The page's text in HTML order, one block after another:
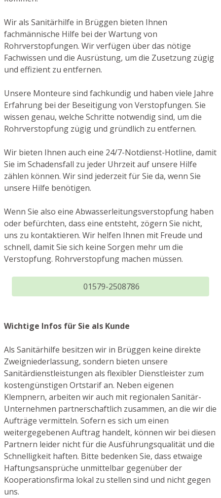
Wir als Sanitärhilfe in Brüggen bieten Ihnen
fachmännische Hilfe bei der Wartung von
Rohrverstopfungen. Wir verfügen über das nötige
Fachwissen und die Ausrüstung, um die Zusetzung zügig
und effizient zu entfernen.
Unsere Monteure sind fachkundig und haben viele Jahre
Erfahrung bei der Beseitigung von Verstopfungen. Sie
wissen genau, welche Schritte notwendig sind, um die
Rohrverstopfung zügig und gründlich zu entfernen.
Wir bieten Ihnen auch eine 24/7-Notdienst-Hotline, damit
Sie im Schadensfall zu jeder Uhrzeit auf unsere Hilfe
zählen können. Wir sind jederzeit für Sie da, wenn Sie
unsere Hilfe benötigen.
Wenn Sie also eine Abwasserleitungsverstopfung haben
oder befürchten, dass eine entsteht, zögern Sie nicht,
uns zu kontaktieren. Wir helfen Ihnen mit Freude und
schnell, damit Sie sich keine Sorgen mehr um die
Verstopfung. Rohrverstopfung machen müssen.
01579-2508786
Wichtige Infos für Sie als Kunde
Als Sanitärhilfe besitzen wir in Brüggen keine direkte
Zweigniederlassung, sondern bieten unsere
Sanitärdienstleistungen als flexibler Dienstleister zum
kostengünstigen Ortstarif an. Neben eigenen
Klempnern, arbeiten wir auch mit regionalen Sanitär-
Unternehmen partnerschaftlich zusammen, an die wir die
Aufträge vermitteln. Sofern es sich um einen
weitergegebenen Auftrag handelt, können wir bei diesen
Partnern leider nicht für die Ausführungsqualität und die
Schnelligkeit haften. Bitte bedenken Sie, dass etwaige
Haftungsansprüche unmittelbar gegenüber der
Kooperationsfirma lokal zu stellen sind und nicht gegen
uns.